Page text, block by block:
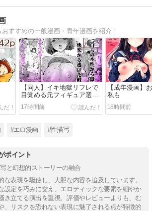
すすめの一般漫画・青年漫画を紹介！
【同人】イキ地獄リフレで
目覚める元フィギュア選手
女子大生(STUDIOふあん)
17時間前
【成年漫画】
私も
18時間前
#エロ漫画 #性描写
ポイント
と幻想的ストーリーの融合
な表現を駆使し、大胆な内容を追及しています。
設定を巧みに交え、エロティックな要素を細やか
き立てる演出を重視。評価やレビューよりも、む
、リスクを恐れない表現に魅了される点が特徴的